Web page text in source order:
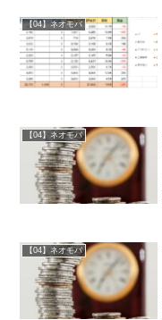
【04】ネオモバ
【04】ネオモバ
【04】ネオモバ